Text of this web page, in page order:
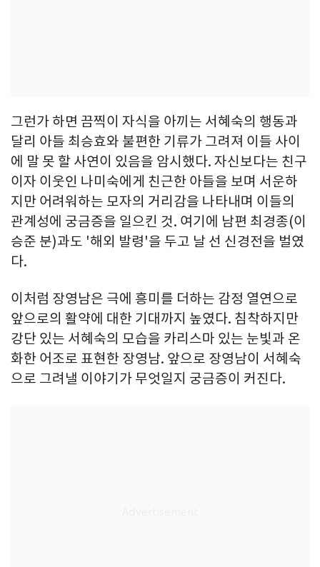
그런가 하면 끔찍이 자식을 아끼는 서혜숙의 행동과
달리 아들 최승효와 불편한 기류가 그려져 이들 사이
에 말 못 할 사연이 있음을 암시했다. 자신보다는 친구
이자 이웃인 나미숙에게 친근한 아들을 보며 서운하
지만 어려워하는 모자의 거리감을 나타내며 이들의
관계성에 궁금증을 일으킨 것. 여기에 남편 최경종(이
승준 분)과도 '해외 발령'을 두고 날 선 신경전을 벌였
다.
이처럼 장영남은 극에 흥미를 더하는 감정 열연으로
앞으로의 활약에 대한 기대까지 높였다. 침착하지만
강단 있는 서혜숙의 모습을 카리스마 있는 눈빛과 온
화한 어조로 표현한 장영남. 앞으로 장영남이 서혜숙
으로 그려낼 이야기가 무엇일지 궁금증이 커진다.